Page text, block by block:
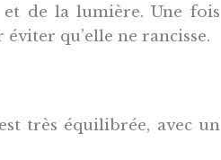
de la lumière. Une fois
qu’elle ne rancisse.
très équilibrée, avec un